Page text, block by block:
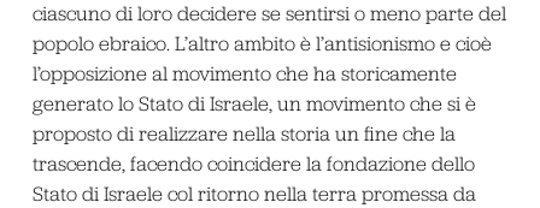
ciascuno di loro decidere se sentirsi o meno parte del
popolo ebraico. L’altro ambito è l’antisionismo e cioè
l’opposizione al movimento che ha storicamente
generato lo Stato di Israele, un movimento che si è
proposto di realizzare nella storia un fine che la
trascende, facendo coincidere la fondazione dello
Stato di Israele col ritorno nella terra promessa da